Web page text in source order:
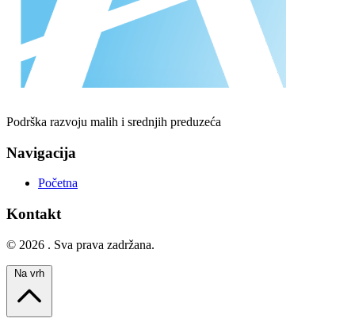
Podrška razvoju malih i srednjih preduzeća
Navigacija
Početna
Kontakt
© 2026 . Sva prava zadržana.